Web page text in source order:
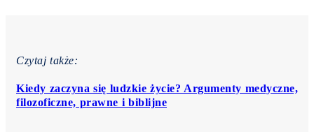
Czytaj także:
Kiedy zaczyna się ludzkie życie? Argumenty medyczne,
filozoficzne, prawne i biblijne